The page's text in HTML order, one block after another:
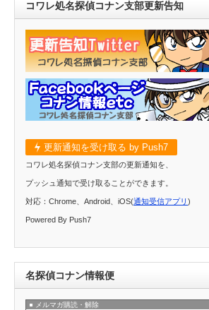
コワレ処名探偵コナン支部更新告知
更新通知を受け取る by Push7
コワレ処名探偵コナン支部の更新通知を、
プッシュ通知で受け取ることができます。
対応：Chrome、Android、iOS(通知受信アプリ )
Powered By Push7
名探偵コナン情報便
メルマガ購読・解除